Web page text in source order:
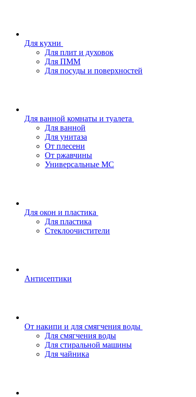
Для кухни
Для плит и духовок
Для ПММ
Для посуды и поверхностей
Для ванной комнаты и туалета
Для ванной
Для унитаза
От плесени
От ржавчины
Универсальные МС
Для окон и пластика
Для пластика
Стеклоочистители
Антисептики
От накипи и для смягчения воды
Для смягчения воды
Для стиральной машины
Для чайника